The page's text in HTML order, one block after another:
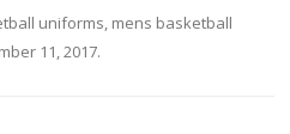
uniforms, mens basketball
11, 2017.